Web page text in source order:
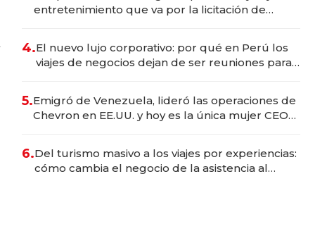
entretenimiento que va por la licitación de
4.El nuevo lujo corporativo: por qué en Perú los
viajes de negocios dejan de ser reuniones para
5.Emigró de Venezuela, lideró las operaciones de
Chevron en EE.UU. y hoy es la única mujer CEO
6.Del turismo masivo a los viajes por experiencias:
cómo cambia el negocio de la asistencia al